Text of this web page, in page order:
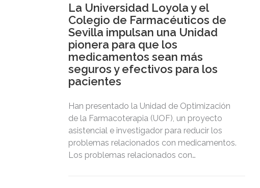
La Universidad Loyola y el
Colegio de Farmacéuticos de
Sevilla impulsan una Unidad
pionera para que los
medicamentos sean más
seguros y efectivos para los
pacientes
Han presentado la Unidad de Optimización
de la Farmacoterapia (UOF), un proyecto
asistencial e investigador para reducir los
problemas relacionados con medicamentos.
Los problemas relacionados con